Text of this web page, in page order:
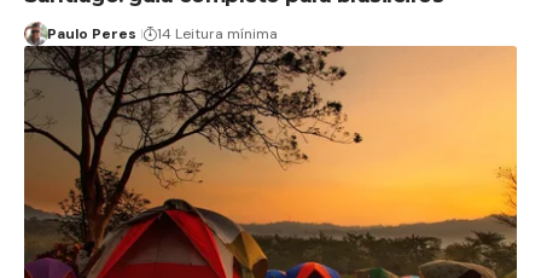
Paulo Peres 14 Leitura mínima